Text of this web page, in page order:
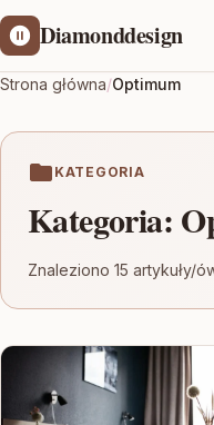
Diamonddesign
Strona główna/Optimum
KATEGORIA
Kategoria:
Znaleziono 15 artykuły/